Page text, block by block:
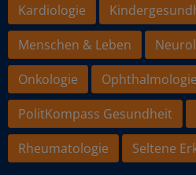
Kardiologie
Menschen & Leben
Onkologie
Ophthalmologie
PolitKompass Gesundheit
Rheumatologie
Seltene